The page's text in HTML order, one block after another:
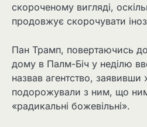
скороченому вигляді,
продовжує скорочувати
Пан Трамп, повертаючись
дому в Палм-Біч у неділю
назвав агентство, заявивши
подорожували з ним, що
«радикальні божевільні».